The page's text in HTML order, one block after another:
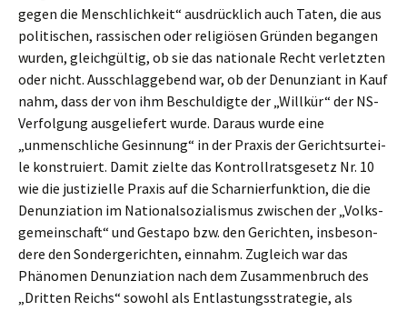
gegen die Mensch­lich­keit“ ausdrück­lich auch Taten, die aus
politi­schen, rassi­schen oder religiö­sen Gründen began­gen
wurden, gleich­gül­tig, ob sie das natio­na­le Recht verletz­ten
oder nicht. Ausschlag­ge­bend war, ob der Denun­zi­ant in Kauf
nahm, dass der von ihm Beschul­dig­te der „Willkür“ der NS-
Verfol­gung ausge­lie­fert wurde. Daraus wurde eine
„unmensch­li­che Gesin­nung“ in der Praxis der Gerichts­ur­tei­
le konstru­iert. Damit zielte das Kontroll­rats­ge­setz Nr. 10
wie die justi­zi­el­le Praxis auf die Schar­nier­funk­ti­on, die die
Denun­zia­ti­on im Natio­nal­so­zia­lis­mus zwischen der „Volks­
ge­mein­schaft“ und Gesta­po bzw. den Gerich­ten, insbe­son­
de­re den Sonder­ge­rich­ten, einnahm. Zugleich war das
Phäno­men Denun­zia­ti­on nach dem Zusam­men­bruch des
„Dritten Reichs“ sowohl als Entlas­tungs­stra­te­gie, als